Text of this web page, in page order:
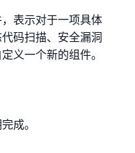
表示对于一项具体
码扫描、安全漏洞
义一个新的组件。
成。